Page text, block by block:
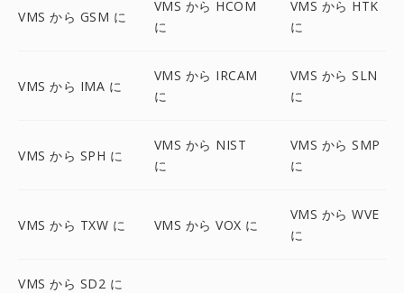
VMS から GSM に
VMS から HCOM
に
VMS から HTK
に
VMS から IMA に
VMS から IRCAM
に
VMS から SLN
に
VMS から SPH に
VMS から NIST
に
VMS から SMP
に
VMS から TXW に VMS から VOX に
VMS から WVE
に
VMS から SD2 に